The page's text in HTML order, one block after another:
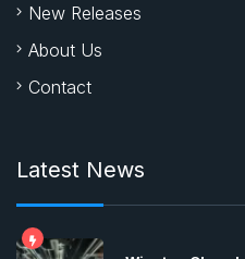
New Releases
About Us
Contact
Latest News